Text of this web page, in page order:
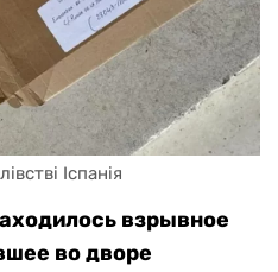
Іспанія
взрывное
во дворе